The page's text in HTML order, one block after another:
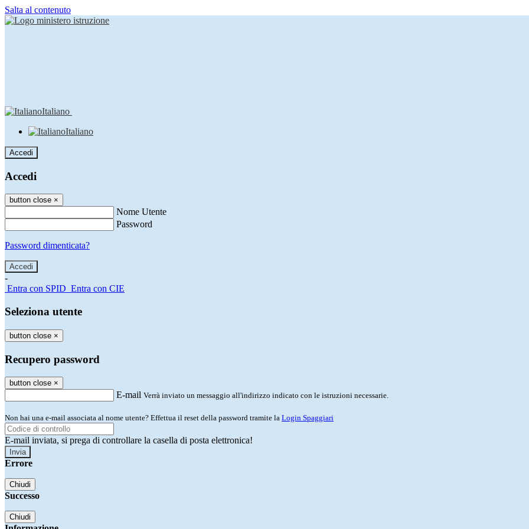
Salta al contenuto
Italiano
Italiano
Accedi
Accedi
button close ×
Nome Utente
Password
Password dimenticata?
-
Entra con SPID Entra con CIE
Seleziona utente
button close ×
Recupero password
button close ×
E-mail Verrà inviato un messaggio all'indirizzo indicato con le istruzioni necessarie.
Non hai una e-mail associata al nome utente? Effettua il reset della password tramite la Login Spaggiari
E-mail inviata, si prega di controllare la casella di posta elettronica!
Errore
Chiudi
Successo
Chiudi